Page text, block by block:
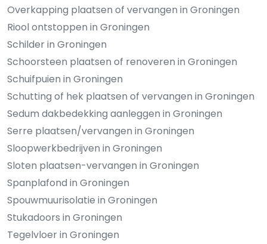
Overkapping plaatsen of vervangen in Groningen
Riool ontstoppen in Groningen
Schilder in Groningen
Schoorsteen plaatsen of renoveren in Groningen
Schuifpuien in Groningen
Schutting of hek plaatsen of vervangen in Groningen
Sedum dakbedekking aanleggen in Groningen
Serre plaatsen/vervangen in Groningen
Sloopwerkbedrijven in Groningen
Sloten plaatsen-vervangen in Groningen
Spanplafond in Groningen
Spouwmuurisolatie in Groningen
Stukadoors in Groningen
Tegelvloer in Groningen